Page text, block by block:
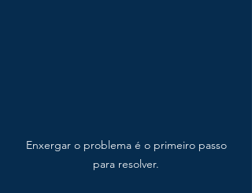
para resolver.